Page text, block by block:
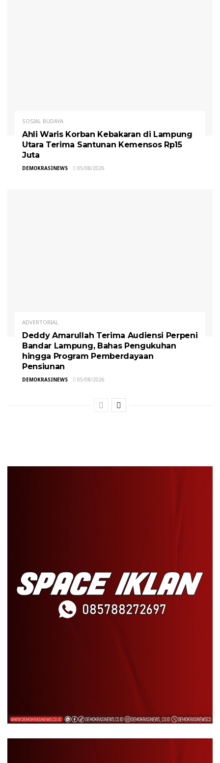
SOSIAL BUDAYA
Ahli Waris Korban Kebakaran di Lampung
Utara Terima Santunan Kemensos Rp15
Juta
DEMOKRASINEWS 05/08/2026
ADVERTORIAL
Deddy Amarullah Terima Audiensi Perpeni
Bandar Lampung, Bahas Pengukuhan
hingga Program Pemberdayaan
Pensiunan
DEMOKRASINEWS 05/08/2026